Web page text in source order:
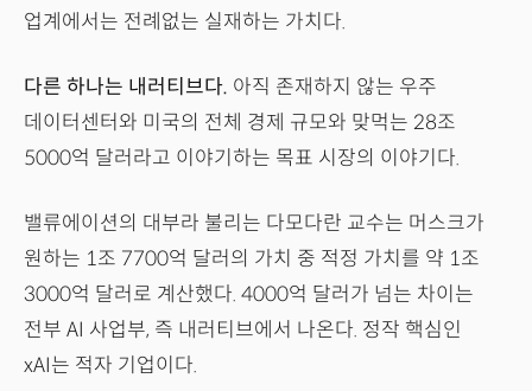
업계에서는 전례없는 실재하는 가치다.
다른 하나는 내러티브다. 아직 존재하지 않는 우주
데이터센터와 미국의 전체 경제 규모와 맞먹는 28조
5000억 달러라고 이야기하는 목표 시장의 이야기다.
밸류에이션의 대부라 불리는 다모다란 교수는 머스크가
원하는 1조 7700억 달러의 가치 중 적정 가치를 약 1조
3000억 달러로 계산했다. 4000억 달러가 넘는 차이는
전부 AI 사업부, 즉 내러티브에서 나온다. 정작 핵심인
xAI는 적자 기업이다.